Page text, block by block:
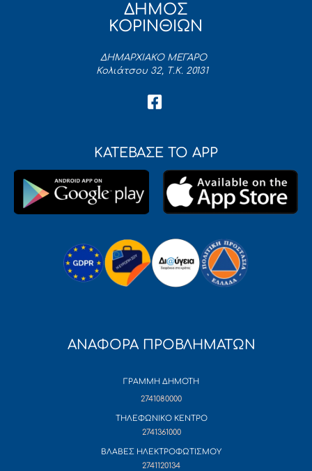
ΔΗΜΟΣ
ΚΟΡΙΝΘΙΩΝ
ΔΗΜΑΡΧΙΑΚΟ ΜΕΓΑΡΟ
Κολιάτσου 32, Τ.Κ. 20131
ΚΑΤΕΒΑΣΕ ΤΟ APP
ΑΝΑΦΟΡΑ ΠΡΟΒΛΗΜΑΤΩΝ
ΓΡΑΜΜΗ ΔΗΜΟΤΗ
2741080000
ΤΗΛΕΦΩΝΙΚΟ ΚΕΝΤΡΟ
2741361000
ΒΛΑΒΕΣ ΗΛΕΚΤΡΟΦΩΤΙΣΜΟΥ
2741120134